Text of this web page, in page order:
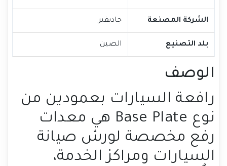
الشركة المصنعة جاديفير
بلد التصنيع الصين
الوصف
رافعة السيارات بعمودين من
نوع Base Plate هي معدات
رفع مخصصة لورش صيانة
السيارات ومراكز الخدمة،